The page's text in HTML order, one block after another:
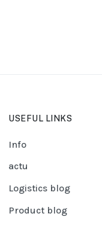
USEFUL LINKS
Info
actu
Logistics blog
Product blog